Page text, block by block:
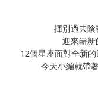
揮別過去陰
迎來嶄新
12個星座面對全新
今天小編就帶